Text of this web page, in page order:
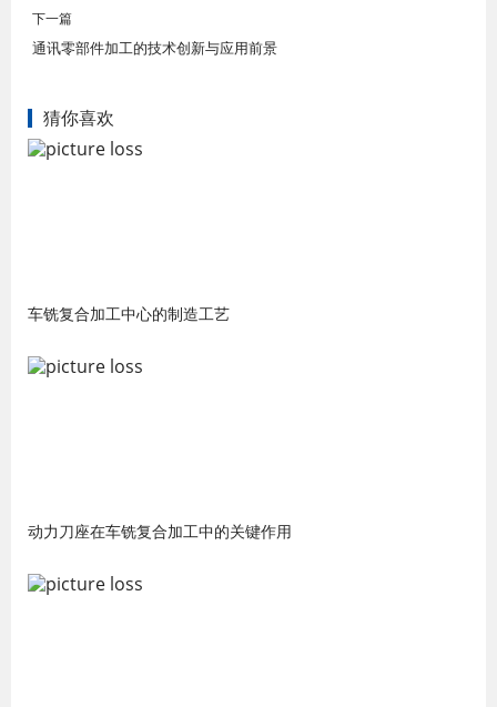
下一篇
通讯零部件加工的技术创新与应用前景
猜你喜欢
车铣复合加工中心的制造工艺
动力刀座在车铣复合加工中的关键作用